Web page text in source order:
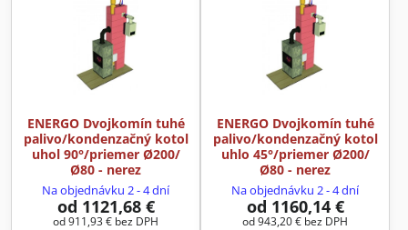
ENERGO Dvojkomín tuhé
palivo/kondenzačný kotol
uhol 90°/priemer Ø200/
Ø80 - nerez
Na objednávku 2 - 4 dní
od 1121,68 €
od 911,93 € bez DPH
ENERGO Dvojkomín tuhé
palivo/kondenzačný kotol
uhlo 45°/priemer Ø200/
Ø80 - nerez
Na objednávku 2 - 4 dní
od 1160,14 €
od 943,20 € bez DPH